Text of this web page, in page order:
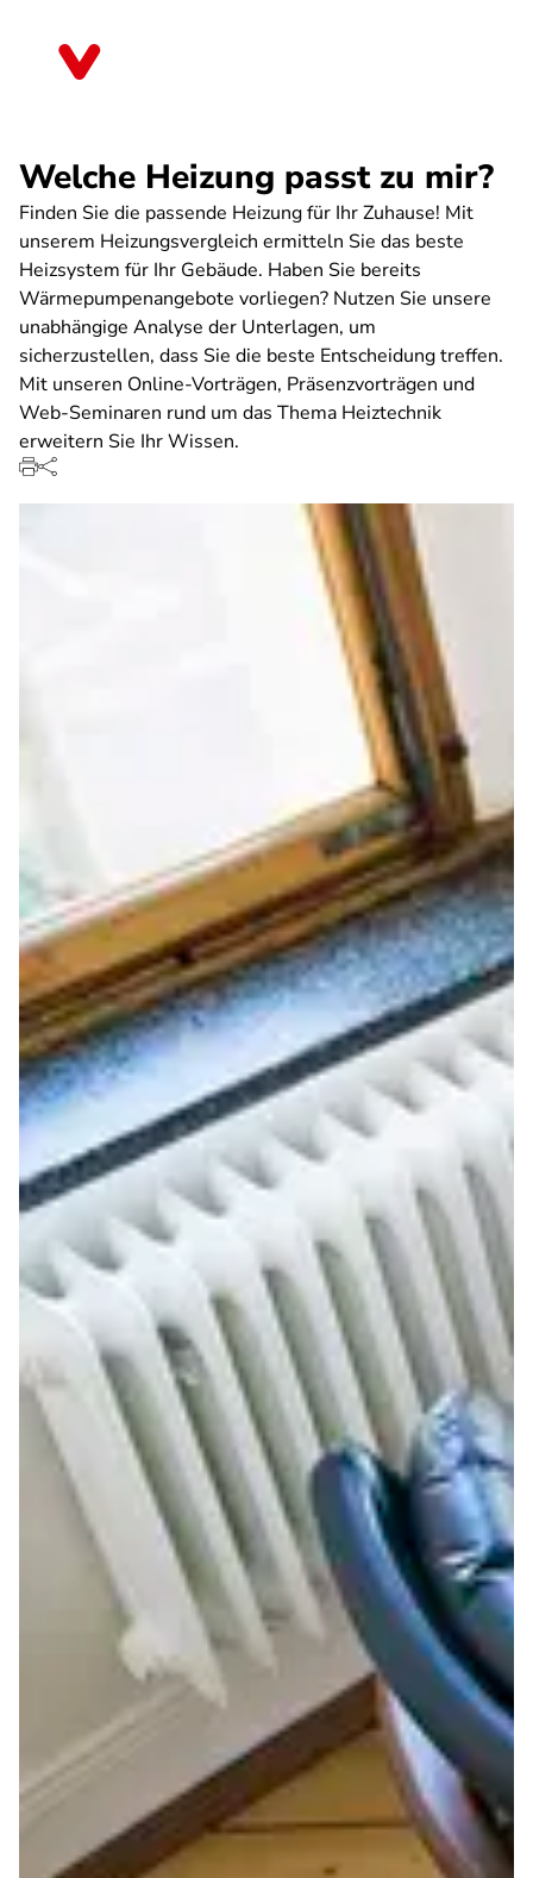
Welche Heizung passt zu mir?
Finden Sie die passende Heizung für Ihr Zuhause! Mit
unserem Heizungsvergleich ermitteln Sie das beste
Heizsystem für Ihr Gebäude. Haben Sie bereits
Wärmepumpenangebote vorliegen? Nutzen Sie unsere
unabhängige Analyse der Unterlagen, um
sicherzustellen, dass Sie die beste Entscheidung treffen.
Mit unseren Online-Vorträgen, Präsenzvorträgen und
Web-Seminaren rund um das Thema Heiztechnik
erweitern Sie Ihr Wissen.